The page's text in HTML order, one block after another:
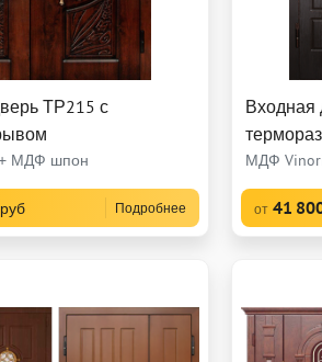
ТР215 с
МДФ шпон
руб Подробнее
Входная
МДФ
от 41